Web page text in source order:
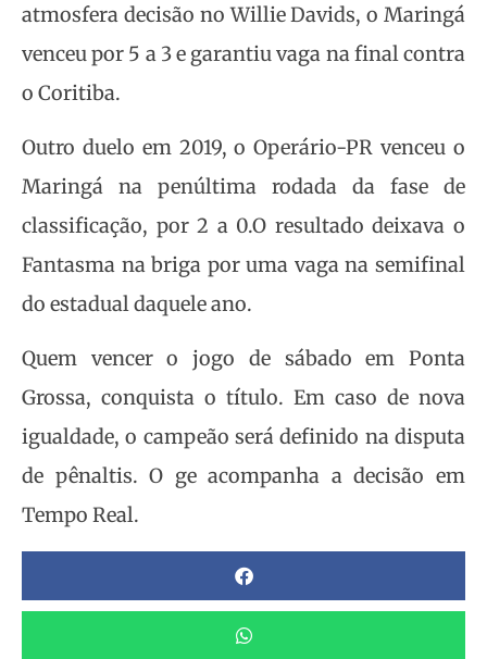
atmosfera decisão no Willie Davids, o Maringá
venceu por 5 a 3 e garantiu vaga na final contra
o Coritiba.
Outro duelo em 2019, o Operário-PR venceu o
Maringá na penúltima rodada da fase de
classificação, por 2 a 0.O resultado deixava o
Fantasma na briga por uma vaga na semifinal
do estadual daquele ano.
Quem vencer o jogo de sábado em Ponta
Grossa, conquista o título. Em caso de nova
igualdade, o campeão será definido na disputa
de pênaltis. O ge acompanha a decisão em
Tempo Real.